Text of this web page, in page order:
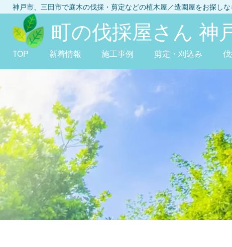
神戸市、三田市で庭木の伐採・剪定などの植木屋／造園屋をお探しな
町の伐採屋さん 神
TOP
新着情報 施工事例 剪定・刈込み